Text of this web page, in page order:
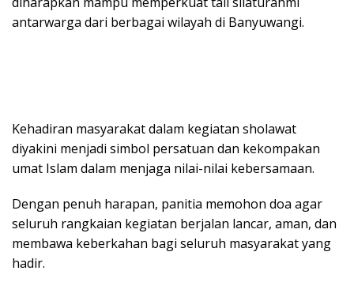
antarwarga dari berbagai wilayah di Banyuwangi.
Kehadiran masyarakat dalam kegiatan sholawat
diyakini menjadi simbol persatuan dan kekompakan
umat Islam dalam menjaga nilai-nilai kebersamaan.
Dengan penuh harapan, panitia memohon doa agar
seluruh rangkaian kegiatan berjalan lancar, aman, dan
membawa keberkahan bagi seluruh masyarakat yang
hadir.